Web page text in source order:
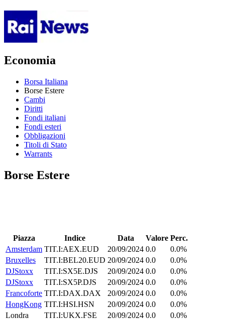
Economia
Borsa Italiana
Borse Estere
Cambi
Diritti
Fondi italiani
Fondi esteri
Obbligazioni
Titoli di Stato
Warrants
Borse Estere
Piazza Indice Data Valore Perc.
Amsterdam TIT.I:AEX.EUD 20/09/2024 0.0
0.0%
Bruxelles
TIT.I:BEL20.EUD 20/09/2024 0.0
0.0%
DJStoxx
TIT.I:SX5E.DJS 20/09/2024 0.0
0.0%
DJStoxx
TIT.I:SX5P.DJS 20/09/2024 0.0
0.0%
Francoforte TIT.I:DAX.DAX 20/09/2024 0.0
0.0%
HongKong TIT.I:HSI.HSN 20/09/2024 0.0
0.0%
Londra
TIT.I:UKX.FSE 20/09/2024 0.0
0.0%